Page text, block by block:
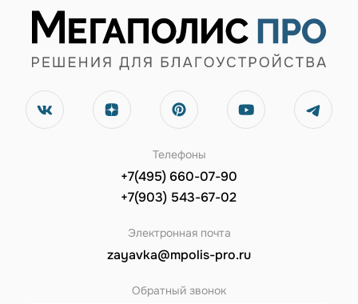
Телефоны
+7(495) 660-07-90
+7(903) 543-67-02
Электронная почта
zayavka@mpolis-pro.ru
Обратный звонок